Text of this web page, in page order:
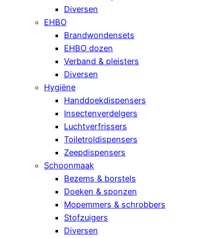
Diversen
EHBO
Brandwondensets
EHBO dozen
Verband & pleisters
Diversen
Hygiëne
Handdoekdispensers
Insectenverdelgers
Luchtverfrissers
Toiletroldispensers
Zeepdispensers
Schoonmaak
Bezems & borstels
Doeken & sponzen
Mopemmers & schrobbers
Stofzuigers
Diversen